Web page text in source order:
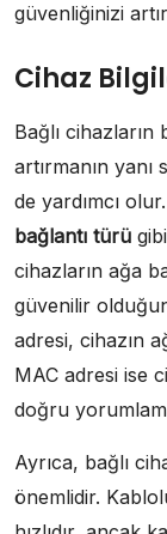
güvenliğinizi
Cihaz
Bağlı cihazların
artırmanın yanı
de yardımcı
bağlantı türü
cihazların ağa
güvenilir
adresi, cihazın
MAC adresi ise
doğru
Ayrıca, bağlı
önemlidir.